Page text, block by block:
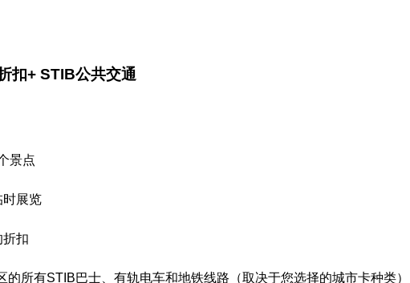
扣+ STIB公共交通
景点
时展览
扣
所有STIB巴士、有轨电车和地铁线路（取决于您选择的城市卡种类）